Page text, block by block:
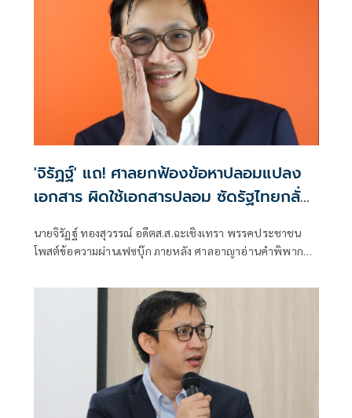
'จิรัฏฐ์' แถ! ศาลยกฟ้องข้อหาปลอมแปลง
เอกสาร ผิดใช้เอกสารปลอม ซัดรัฐไทยกลั่น
นายจิรัฏฐ์ ทองสุวรรณ์ อดีตส.ส.ฉะเชิงเทรา พรรคประชาชน
โพสต์ข้อความผ่านเฟซบุ๊ก ภายหลัง ศาลอาญาอ่านคำพิพากษา
ทหาร ว่า